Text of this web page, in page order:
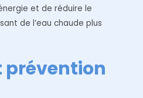
et de réduire le
de l’eau chaude plus
prévention